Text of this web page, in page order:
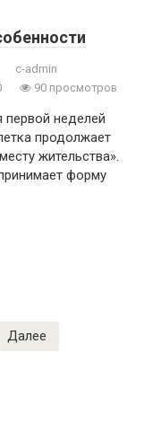
c-admin
90 просмотров
первой неделей
продолжает
жительства».
форму
Далее